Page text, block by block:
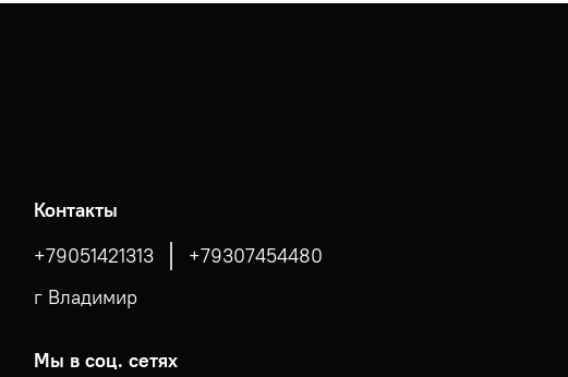
Контакты
+79051421313
+79307454480
г Владимир
Мы в соц. сетях